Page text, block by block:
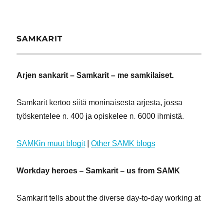
SAMKARIT
Arjen sankarit – Samkarit – me samkilaiset.
Samkarit kertoo siitä moninaisesta arjesta, jossa
työskentelee n. 400 ja opiskelee n. 6000 ihmistä.
SAMKin muut blogit|Other SAMK blogs
Workday heroes – Samkarit – us from SAMK
Samkarit tells about the diverse day-to-day working at